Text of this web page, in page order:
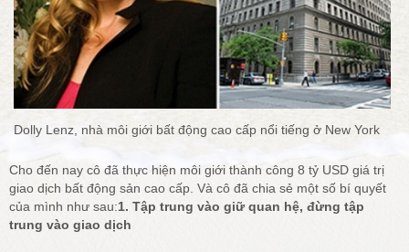
Dolly Lenz, nhà môi giới bất động cao cấp nổi tiếng ở New York
Cho đến nay cô đã thực hiện môi giới thành công 8 tỷ USD giá trị
giao dịch bất động sản cao cấp. Và cô đã chia sẻ một số bí quyết
của mình như sau:1. Tập trung vào giữ quan hệ, đừng tập
trung vào giao dịch